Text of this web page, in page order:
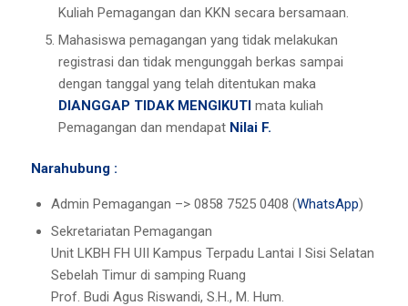
Kuliah Pemagangan dan KKN secara bersamaan.
Mahasiswa pemagangan yang tidak melakukan
registrasi dan tidak mengunggah berkas sampai
dengan tanggal yang telah ditentukan maka
DIANGGAP TIDAK MENGIKUTImata kuliah
Pemagangan dan mendapatNilai F.
Narahubung :
Admin Pemagangan –> 0858 7525 0408 (WhatsApp)
Sekretariatan Pemagangan
Unit LKBH FH UII Kampus Terpadu Lantai I Sisi Selatan
Sebelah Timur di samping Ruang
Prof. Budi Agus Riswandi, S.H., M. Hum.